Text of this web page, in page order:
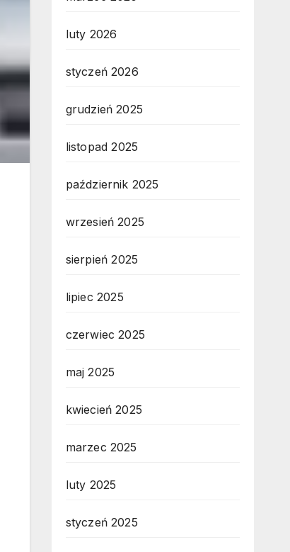
luty 2026
styczeń 2026
grudzień 2025
listopad 2025
październik 2025
wrzesień 2025
sierpień 2025
lipiec 2025
czerwiec 2025
maj 2025
kwiecień 2025
marzec 2025
luty 2025
styczeń 2025